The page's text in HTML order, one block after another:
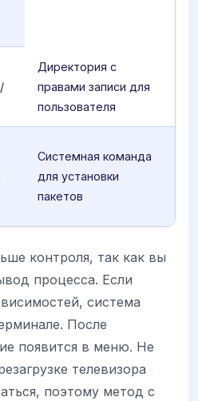
Директория с
правами записи для
пользователя
Системная команда
для установки
пакетов
контроля, так как вы
процесса. Если
система
После
появится в меню. Не
телевизора
поэтому метод с